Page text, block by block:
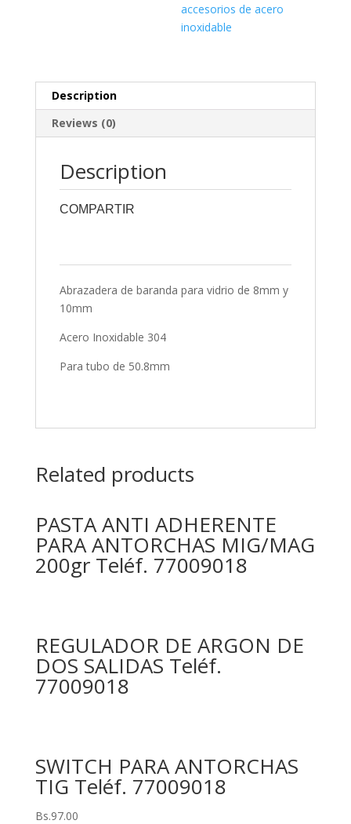
accesorios de acero
inoxidable
Description
Reviews (0)
Description
COMPARTIR
Abrazadera de baranda para vidrio de 8mm y
10mm
Acero Inoxidable 304
Para tubo de 50.8mm
Related products
PASTA ANTI ADHERENTE
PARA ANTORCHAS MIG/MAG
200gr Teléf. 77009018
REGULADOR DE ARGON DE
DOS SALIDAS Teléf.
77009018
SWITCH PARA ANTORCHAS
TIG Teléf. 77009018
Bs.97.00